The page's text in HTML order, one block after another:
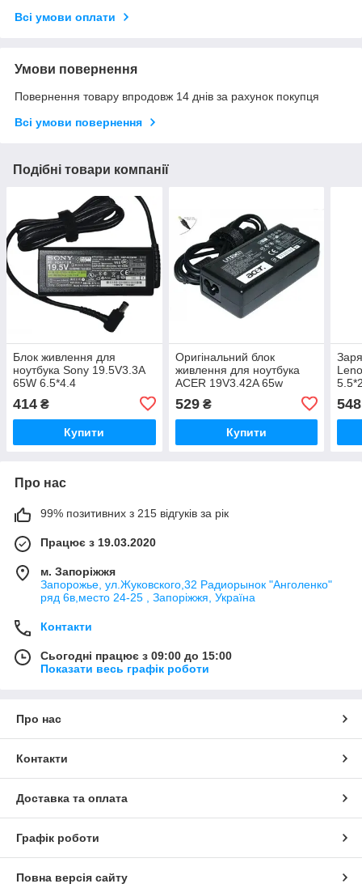
Всі умови оплати
Умови повернення
Повернення товару впродовж 14 днів за рахунок покупця
Всі умови повернення
Подібні товари компанії
Блок живлення для
ноутбука Sony 19.5V3.3A
65W 6.5*4.4
414 ₴
Купити
Оригінальний блок
живлення для ноутбука
ACER 19V3.42A 65w
529₴
Купити
548
Про нас
99% позитивних з 215 відгуків за рік
Працює з 19.03.2020
м. Запоріжжя
Запорожье, ул.Жуковского,32 Радиорынок "Анголенко"
ряд 6в,место 24-25 , Запоріжжя, Україна
Контакти
Сьогодні працює з 09:00 до 15:00
Показати весь графік роботи
Про нас
Контакти
Доставка та оплата
Графік роботи
Повна версія сайту